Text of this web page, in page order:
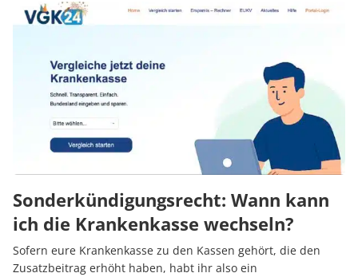
Sonderkündigungsrecht: Wann kann
ich die Krankenkasse wechseln?
Sofern eure Krankenkasse zu den Kassen gehört, die den
Zusatzbeitrag erhöht haben, habt ihr also ein